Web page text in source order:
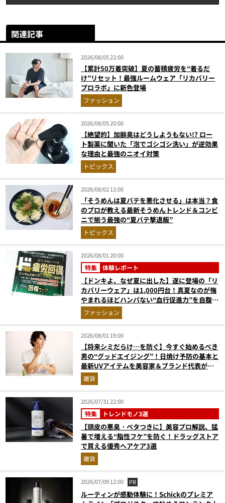
関連記事
2026/08/05 22:00
【累計50万着突破】夏の蓄積疲労を“着るだ
け”リセット！最強ルームウェア「リカバリー
プロラボ」に新色登場
ファッション
2026/08/05 20:00
【絶望的】加齢臭はどうしようもない!? ロー
ト製薬に聞いた「泡でゴシゴシ洗い」が逆効果
な理由と最強のニオイ対策
トピックス
2026/08/02 12:00
「そうめんは夏バテを悪化させる」は本当？食
のプロが教える最新そうめんトレンド＆コンビ
ニで揃う最強の“夏バテ撃退飯”
トピックス
2026/08/01 20:00
特集 体験レポート
【ドンキよ、なぜ夏に出した】遂に登場の「リ
カバリーウェア」は1,000円台！真夏なのが悔
やまれるほどハンパない“血行促進力”を自腹レ
ビュー
ファッション
2026/08/01 19:00
【将来シミだらけ…を防ぐ】今すぐ始めるべき
男の“グッドエイジング”！日焼け予防の基本と
最新UVアイテムを美容家＆ブランド代表がプ
ロ目線で指南／大人の価値向上研究所
雑貨
2026/07/31 22:00
特集 トレンドモノ3選
【頭皮の悪臭・ベタつきに】美容プロ解説、猛
暑で増える“脂性フケ”を防ぐ！ドラッグストア
で買える優秀ヘアケア3選
雑貨
2026/07/09 12:00 PR
ルーティンが感動体験に！Schickのプレミア